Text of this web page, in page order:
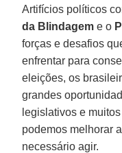
Artifícios políticos
da Blindagem e o
forças e desafios
enfrentar para
eleições, os
grandes
legislativos e
podemos melhorar
necessário agir.